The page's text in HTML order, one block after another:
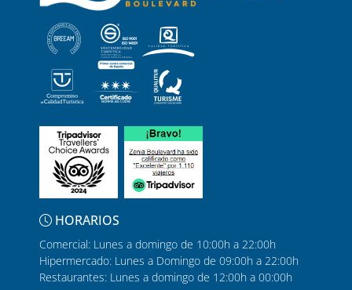
HORARIOS
Comercial: Lunes a domingo de 10:00h a 22:00h
Hipermercado: Lunes a Domingo de 09:00h a 22:00h
Restaurantes: Lunes a domingo de 12:00h a 00:00h